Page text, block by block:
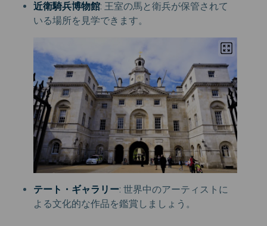
近衛騎兵博物館: 王室の馬と衛兵が保管されて
いる場所を見学できます。
テート・ギャラリー: 世界中のアーティストに
よる文化的な作品を鑑賞しましょう。